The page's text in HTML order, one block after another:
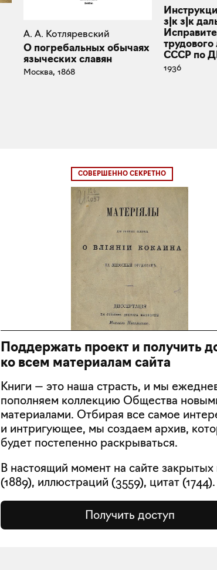
А. А. Котляревский
О погребальных обычаях
языческих славян
Москва, 1868
з|к з|к
СССР по
1936
СОВЕРШЕННО СЕКРЕТНО
Поддержать проект и получить
ко всем материалам сайта
Книги — это наша страсть, и мы
пополняем коллекцию Общества
материалами. Отбирая все самое
и интригующее, мы создаем архив,
будет постепенно раскрываться.
В настоящий момент на сайте закрытых
(1889), иллюстраций (3559), цитат (1744).
Получить доступ